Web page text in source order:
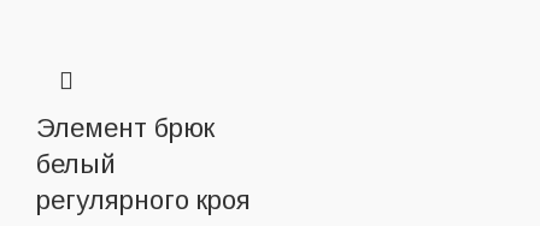
Элемент брюк
белый
регулярного кроя